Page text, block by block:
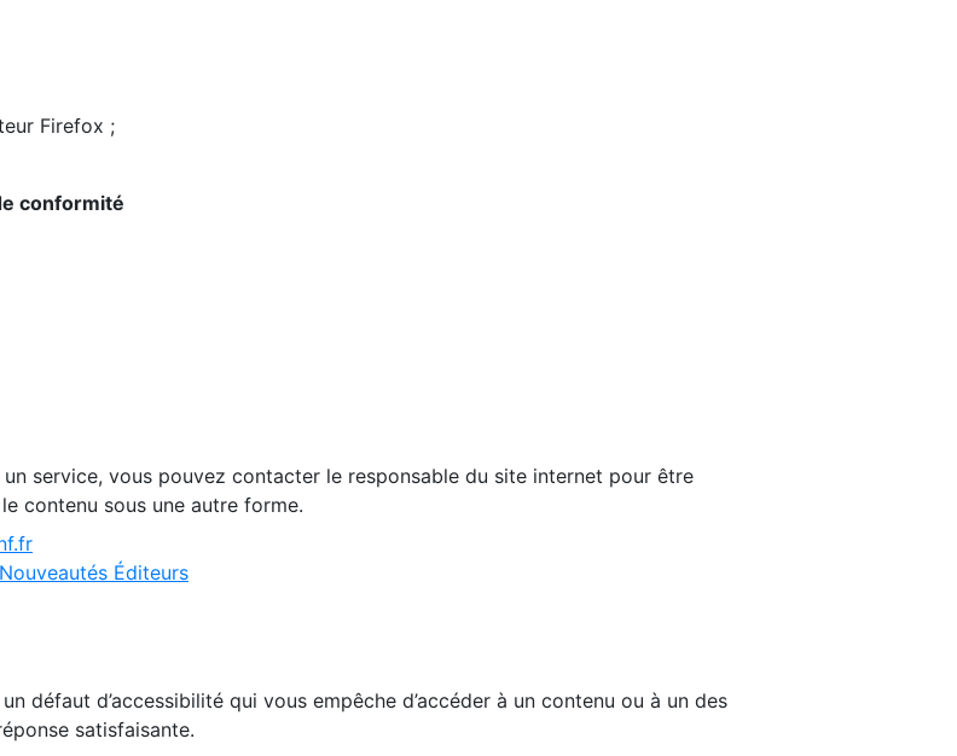
Firefox ;
conformité
service, vous pouvez contacter le responsable du site internet pour être
contenu sous une autre forme.
Éditeurs
défaut d’accessibilité qui vous empêche d’accéder à un contenu ou à un des
satisfaisante.